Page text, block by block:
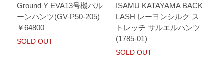
Ground Y EVA13号機バル
ーンパンツ(GV-P50-205)
￥64800
SOLD OUT
ISAMU KATAYAMA BACK
LASH レーヨンシルク ス
トレッチ サルエルパンツ
(1785-01)
SOLD OUT